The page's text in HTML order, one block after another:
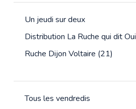
Un jeudi sur deux
Distribution La Ruche qui dit Oui
Ruche Dijon Voltaire (21)
Tous les vendredis